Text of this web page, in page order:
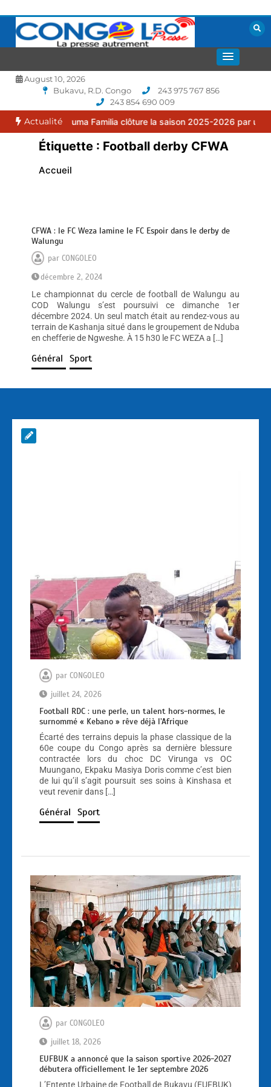
contenu
CONGOLEO
August 10, 2026
Bukavu, R.D. Congo
243 975 767 856
243 854 690 009
Actualité
: le FC Puma Familia clôture la saison 2025-2026 par une
Étiquette : Football derby CFWA
Accueil
CFWA : le FC Weza lamine le FC Espoir dans le derby de
Walungu
parCONGOLEO
décembre 2, 2024
Le championnat du cercle de football de Walungu au
COD Walungu s’est poursuivi ce dimanche 1er
décembre 2024. Un seul match était au rendez-vous au
terrain de Kashanja situé dans le groupement de Nduba
en chefferie de Ngweshe. À 15 h30 le FC WEZA a […]
Général Sport
par CONGOLEO
juillet 24, 2026
Football RDC : une perle, un talent hors-normes, le
surnommé « Kebano » rêve déjà l’Afrique
Écarté des terrains depuis la phase classique de la
60e coupe du Congo après sa dernière blessure
contractée lors du choc DC Virunga vs OC
Muungano, Ekpaku Masiya Doris comme c’est bien
de lui qu’il s’agit poursuit ses soins à Kinshasa et
veut revenir dans […]
Général Sport
par CONGOLEO
juillet 18, 2026
EUFBUK a annoncé que la saison sportive 2026-2027
débutera officiellement le 1er septembre 2026
L’Entente Urbaine de Football de Bukavu (EUFBUK)